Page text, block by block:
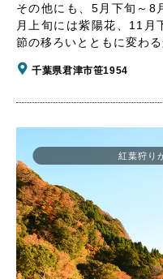
その他にも、5月下旬～8
月上旬には紫陽花、11月
節の移ろいとともに変わ
千葉県君津市笹1954
紅葉狩り